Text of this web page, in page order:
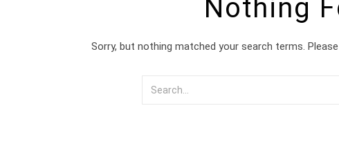
Nothing
Sorry, but nothing matched your search terms.